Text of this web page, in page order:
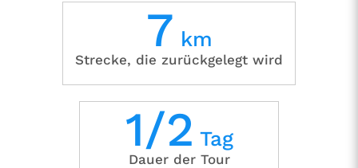
7 km
Strecke, die zurückgelegt wird
1/2 Tag
Dauer der Tour